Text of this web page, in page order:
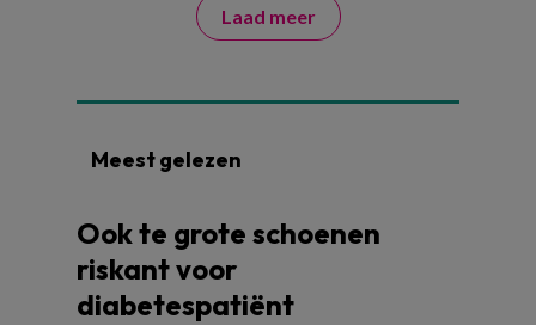
Laad meer
Meest gelezen
Ook te grote schoenen
riskant voor
diabetespatiënt